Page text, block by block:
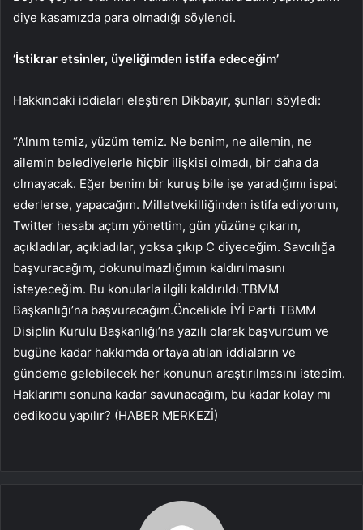
diye kasamızda para olmadığı söylendi.
‘İstikrar etsinler, üyeliğimden istifa edeceğim’
Hakkındaki iddiaları eleştiren Dikbayır, şunları söyledi:
“Alnım temiz, yüzüm temiz. Ne benim, ne ailemin, ne
ailemin belediyelerle hiçbir ilişkisi olmadı, bir daha da
olmayacak. Eğer benim bir kuruş bile işe yaradığımı ispat
ederlerse, yapacağım. Milletvekilliğinden istifa ediyorum,
Twitter hesabı açtım yönettim, gün yüzüne çıkarın,
açıkladılar, açıkladılar, yoksa çıkıp C diyeceğim. Savcılığa
başvuracağım, dokunulmazlığımın kaldırılmasını
isteyeceğim. Bu konularla ilgili kaldırıldı.TBMM
Başkanlığı’na başvuracağım.Öncelikle İYİ Parti TBMM
Disiplin Kurulu Başkanlığı’na yazılı olarak başvurdum ve
bugüne kadar hakkımda ortaya atılan iddiaların ve
gündeme gelebilecek her konunun araştırılmasını istedim.
Haklarımı sonuna kadar savunacağım, bu kadar kolay mı
dedikodu yapılır? (HABER MERKEZİ)